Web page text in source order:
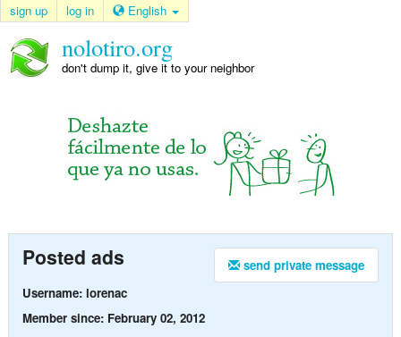
sign up log in English
nolotiro.org
don't dump it, give it to your neighbor
send private message
Posted ads
Username: lorenac
Member since: February 02, 2012